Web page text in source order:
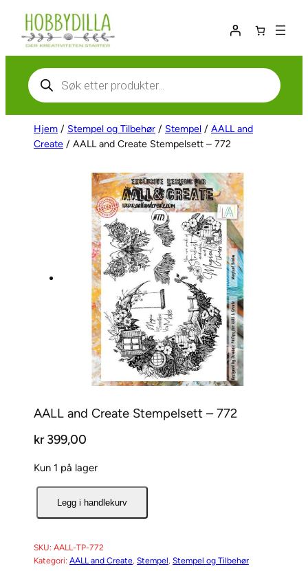
Hopp
innhold
Products
search
Hjem / Stempel og Tilbehør / Stempel / AALL and
Create / AALL and Create Stempelsett – 772
AALL and Create Stempelsett – 772
kr399,00
Kun 1 på lager
L
a
Legg i handlekurv
SKU: AALL-TP-772
Kategori: AALL and Create, Stempel, Stempel og Tilbehør